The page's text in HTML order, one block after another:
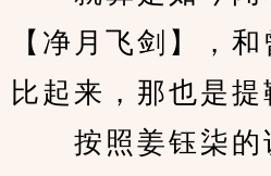
【净月飞剑】，
比起来，那也是提
按照姜钰柒的